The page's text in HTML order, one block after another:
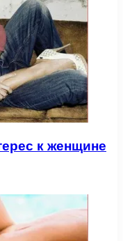
к женщине